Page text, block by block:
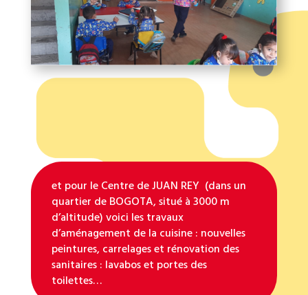
et pour le Centre de JUAN REY (dans un
quartier de BOGOTA, situé à 3000 m
d’altitude) voici les travaux
d’aménagement de la cuisine : nouvelles
peintures, carrelages et rénovation des
sanitaires : lavabos et portes des
toilettes…